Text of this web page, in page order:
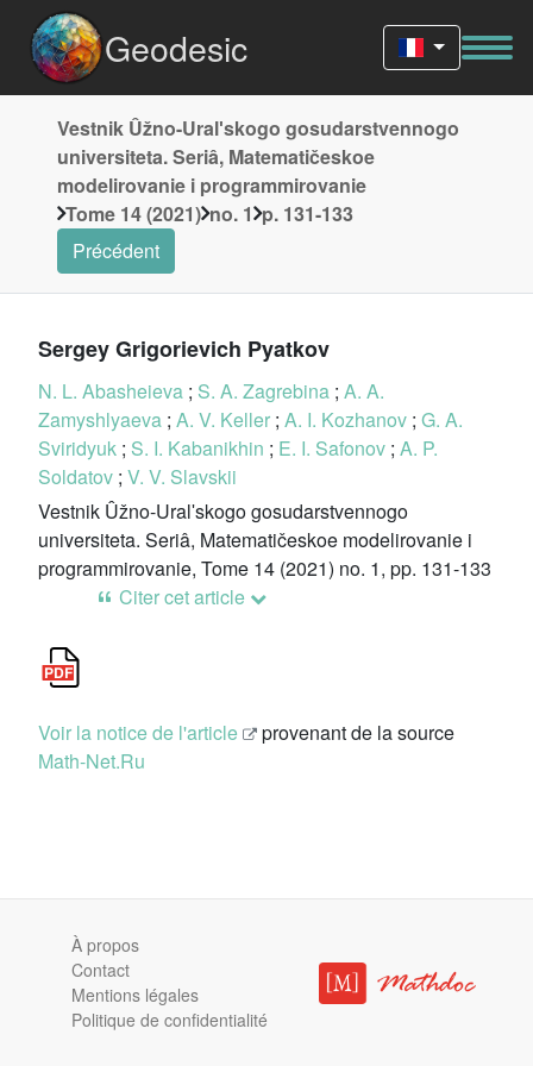
Geodesic
Vestnik Ûžno-Uralʹskogo gosudarstvennogo
universiteta. Seriâ, Matematičeskoe
modelirovanie i programmirovanie
Tome 14 (2021) no. 1 p. 131-133
Précédent
Sergey Grigorievich Pyatkov
N. L. Abasheieva ; S. A. Zagrebina ; A. A.
Zamyshlyaeva ; A. V. Keller ; A. I. Kozhanov ; G. A.
Sviridyuk ; S. I. Kabanikhin ; E. I. Safonov ; A. P.
Soldatov ; V. V. Slavskii
Vestnik Ûžno-Uralʹskogo gosudarstvennogo
universiteta. Seriâ, Matematičeskoe modelirovanie i
programmirovanie, Tome 14 (2021) no. 1, pp. 131-133
Citer cet article
Voir la notice de l'article
provenant de la source
Math-Net.Ru
À propos
Contact
Mentions légales
Politique de confidentialité